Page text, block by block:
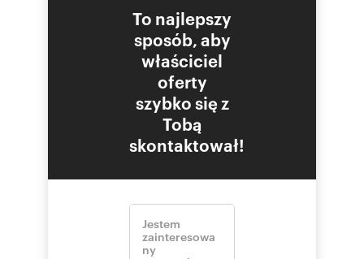
To najlepszy
sposób, aby
właściciel
oferty
szybko się z
Tobą
skontaktował!